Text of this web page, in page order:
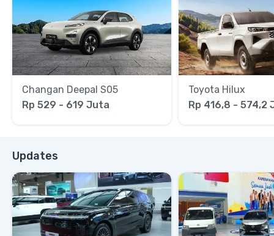
Changan Deepal S05
Rp 529 - 619 Juta
Toyota Hilux
Rp 416,8 - 574,2
Updates